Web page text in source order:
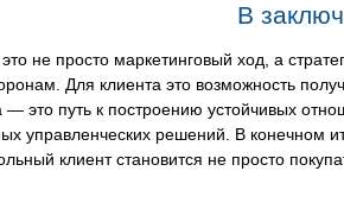
В
не просто маркетинговый ход, а
Для клиента это возможность
это путь к построению устойчивых
управленческих решений. В конечном
клиент становится не просто